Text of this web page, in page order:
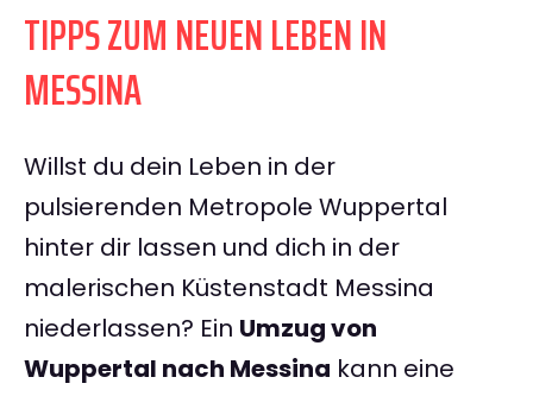
TIPPS ZUM NEUEN LEBEN IN
MESSINA
Willst du dein Leben in der
pulsierenden Metropole Wuppertal
hinter dir lassen und dich in der
malerischen Küstenstadt Messina
niederlassen? Ein Umzug von
Wuppertal nach Messina kann eine